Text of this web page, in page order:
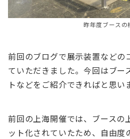
昨年度ブースの
前回のブログで展示装置などの
ていただきました。今回はブー
トなどをご紹介できればと思い
前回の上海開催では、ブースの
ット化されていたため、自由度